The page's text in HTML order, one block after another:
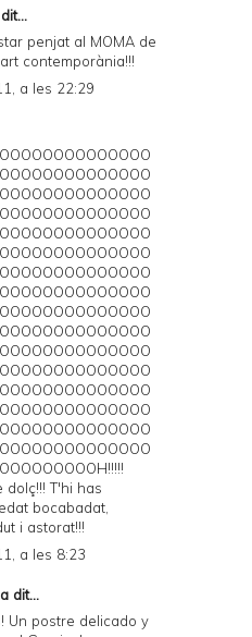
penjat al MOMA de
contemporània!!!
a les 22:29
dolç!!! T'hi has
bocabadat,
i astorat!!!
a les 8:23
dit...
Un postre delicado y